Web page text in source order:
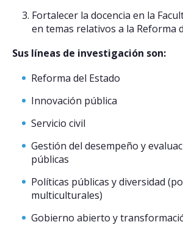
Estudiantes
Académicos
Funcionarios
Egresados
Fortalecer la docencia en la
en temas relativos a la Reforma
Sus líneas de investigación son:
Reforma del Estado
Innovación pública
Servicio civil
Gestión del desempeño y
públicas
Políticas públicas y diversidad
multiculturales)
Gobierno abierto y